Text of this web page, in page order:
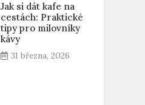
Jak si dát kafe na
cestách: Praktické
tipy pro milovníky
kávy
31 března, 2026